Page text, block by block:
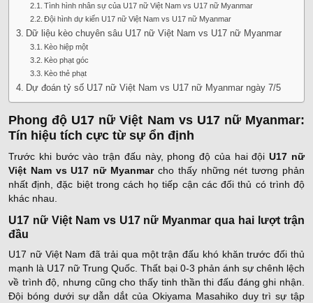
Tình hình nhân sự của U17 nữ Việt Nam vs U17 nữ Myanmar
Đội hình dự kiến U17 nữ Việt Nam vs U17 nữ Myanmar
Dữ liệu kèo chuyên sâu U17 nữ Việt Nam vs U17 nữ Myanmar
Kèo hiệp một
Kèo phạt góc
Kèo thẻ phạt
Dự đoán tỷ số U17 nữ Việt Nam vs U17 nữ Myanmar ngày 7/5
Phong độ U17 nữ Việt Nam vs U17 nữ Myanmar:
Tín hiệu tích cực từ sự ổn định
Trước khi bước vào trận đấu này, phong độ của hai độiU17 nữ
Việt Nam vs U17 nữ Myanmar cho thấy những nét tương phản
nhất định, đặc biệt trong cách họ tiếp cận các đối thủ có trình độ
khác nhau.
U17 nữ Việt Nam vs U17 nữ Myanmar qua hai lượt trận
đầu
U17 nữ Việt Nam đã trải qua một trận đấu khó khăn trước đối thủ
mạnh là U17 nữ Trung Quốc. Thất bại 0-3 phản ánh sự chênh lệch
về trình độ, nhưng cũng cho thấy tinh thần thi đấu đáng ghi nhận.
Đội bóng dưới sự dẫn dắt của Okiyama Masahiko duy trì sự tập